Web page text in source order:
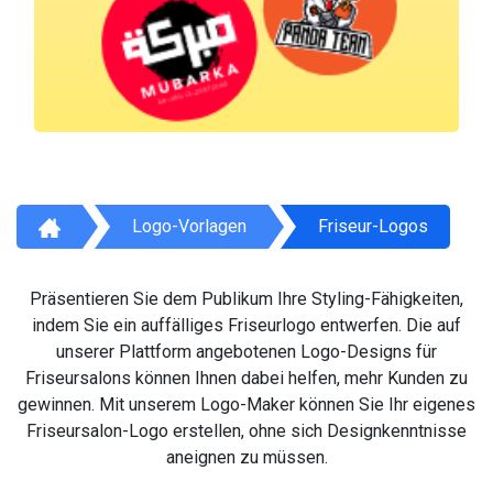
Logo-Vorlagen Friseur-Logos
Präsentieren Sie dem Publikum Ihre Styling-Fähigkeiten,
indem Sie ein auffälliges Friseurlogo entwerfen. Die auf
unserer Plattform angebotenen Logo-Designs für
Friseursalons können Ihnen dabei helfen, mehr Kunden zu
gewinnen. Mit unserem Logo-Maker können Sie Ihr eigenes
Friseursalon-Logo erstellen, ohne sich Designkenntnisse
aneignen zu müssen.